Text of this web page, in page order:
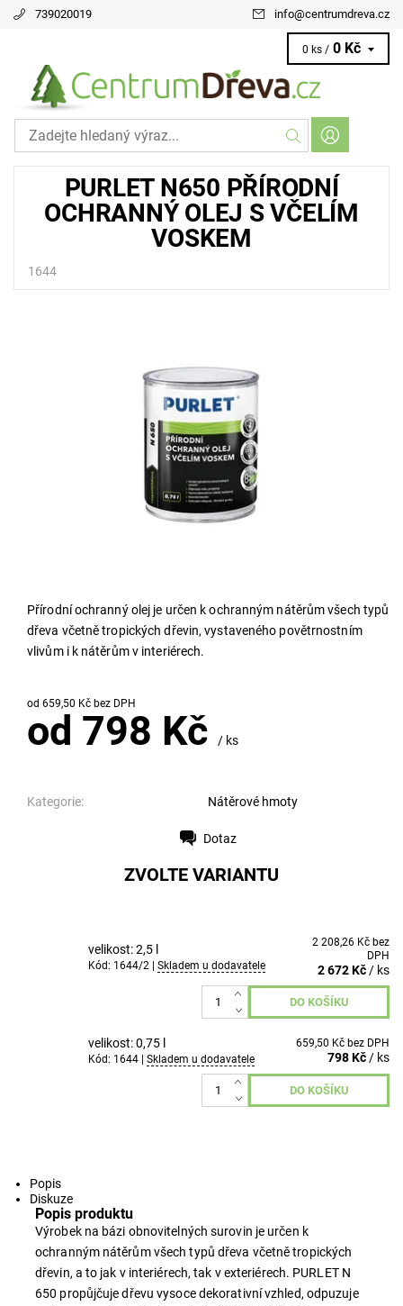
739020019 info@centrumdreva.cz
0 ks / 0 Kč
PURLET N650 PŘÍRODNÍ
OCHRANNÝ OLEJ S VČELÍM
VOSKEM
1644
Přírodní ochranný olej je určen k ochranným nátěrům všech typů
dřeva včetně tropických dřevin, vystaveného povětrnostním
vlivům i k nátěrům v interiérech.
od 659,50 Kč bez DPH
od 798 Kč / ks
Kategorie: Nátěrové hmoty
Dotaz
ZVOLTE VARIANTU
velikost: 2,5 l
Kód: 1644/2 | Skladem u dodavatele
2 208,26 Kč bez
DPH
2 672 Kč/ ks
velikost: 0,75 l
Kód: 1644 | Skladem u dodavatele
659,50 Kč bez DPH
798 Kč / ks
Popis
Diskuze
Popis produktu
Výrobek na bázi obnovitelných surovin je určen k
ochranným nátěrům všech typů dřeva včetně tropických
dřevin, a to jak v interiérech, tak v exteriérech. PURLET N
650 propůjčuje dřevu vysoce dekorativní vzhled, odpuzuje